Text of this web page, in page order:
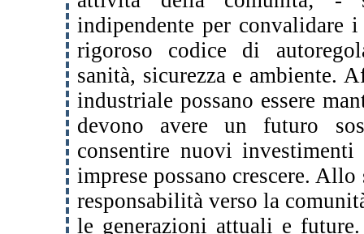
indipendente per convalidare
rigoroso codice di
sanità, sicurezza e ambiente.
industriale possano essere
devono avere un futuro
consentire nuovi
imprese possano crescere.
responsabilità verso la
le generazioni attuali e